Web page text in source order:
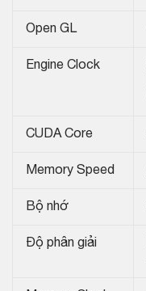
Open GL
Engine Clock
CUDA Core
Memory Speed
Bộ nhớ
Độ phân giải